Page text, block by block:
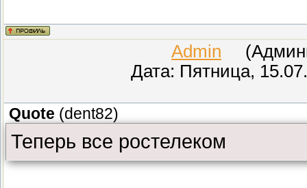
Admin
Дата: Пятница,
Quote (dent82)
Теперь все ростелеком